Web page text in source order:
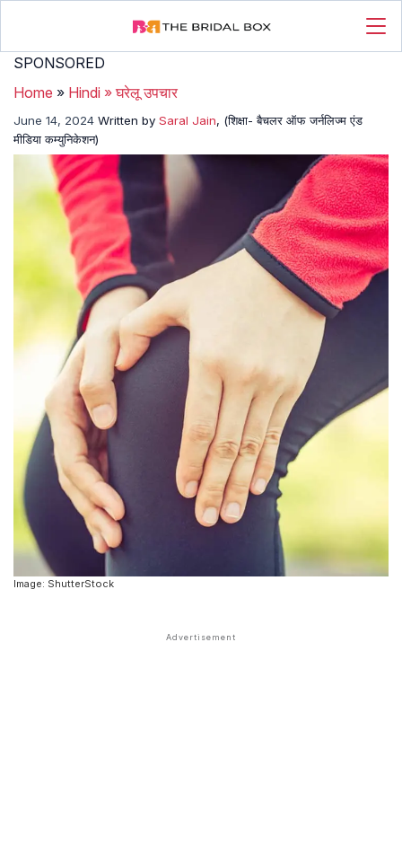
SPONSORED
Home » Hindi »घरेलू उपचार
June 14, 2024 Written by Saral Jain, (शिक्षा- बैचलर ऑफ जर्नलिज्म एंड
मीडिया कम्युनिकेशन)
Image: ShutterStock